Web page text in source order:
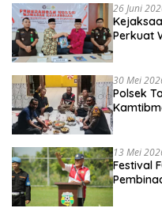
26 Juni
Perkuat
30 Mei
Polsek
13 Mei
Festival